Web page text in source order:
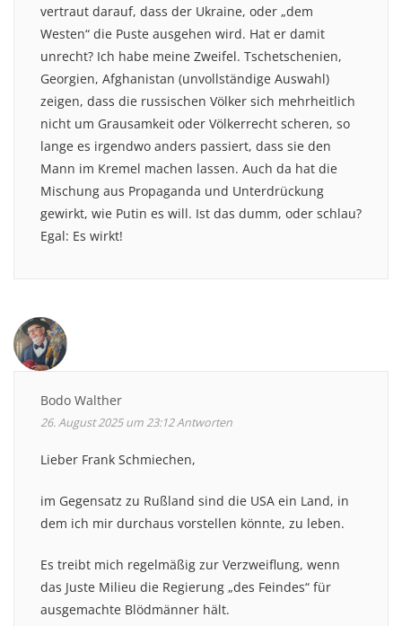
vertraut darauf, dass der Ukraine, oder „dem
Westen“ die Puste ausgehen wird. Hat er damit
unrecht? Ich habe meine Zweifel. Tschetschenien,
Georgien, Afghanistan (unvollständige Auswahl)
zeigen, dass die russischen Völker sich mehrheitlich
nicht um Grausamkeit oder Völkerrecht scheren, so
lange es irgendwo anders passiert, dass sie den
Mann im Kremel machen lassen. Auch da hat die
Mischung aus Propaganda und Unterdrückung
gewirkt, wie Putin es will. Ist das dumm, oder schlau?
Egal: Es wirkt!
Bodo Walther
26. August 2025 um 23:12Antworten
Lieber Frank Schmiechen,
im Gegensatz zu Rußland sind die USA ein Land, in
dem ich mir durchaus vorstellen könnte, zu leben.
Es treibt mich regelmäßig zur Verzweiflung, wenn
das Juste Milieu die Regierung „des Feindes“ für
ausgemachte Blödmänner hält.